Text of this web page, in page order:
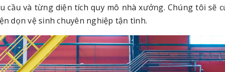
cầu và từng diện tích quy mô nhà xưởng. Chúng tôi sẽ
dọn vệ sinh chuyên nghiệp tận tình.